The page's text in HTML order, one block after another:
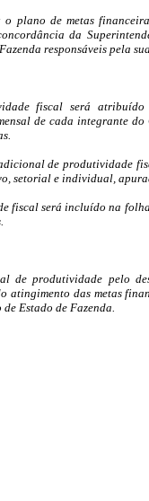
plano de metas
da
responsáveis pela
fiscal será atribuído
de cada integrante
de produtividade
setorial e individual,
fiscal será incluído na folha
de produtividade pelo
atingimento das metas
Estado de Fazenda.